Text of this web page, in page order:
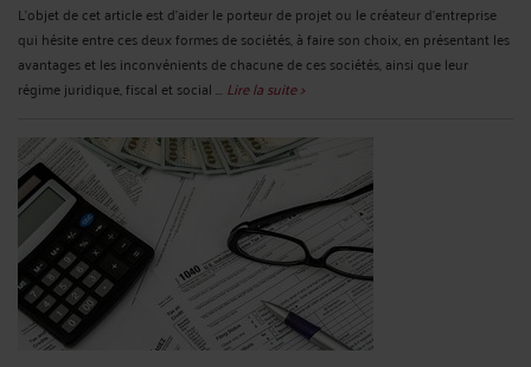
L’objet de cet article est d’aider le porteur de projet ou le créateur d’entreprise
qui hésite entre ces deux formes de sociétés, à faire son choix, en présentant les
avantages et les inconvénients de chacune de ces sociétés, ainsi que leur
régime juridique, fiscal et social ... Lire la suite >